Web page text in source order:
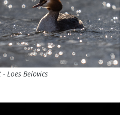
- Loes Belovics